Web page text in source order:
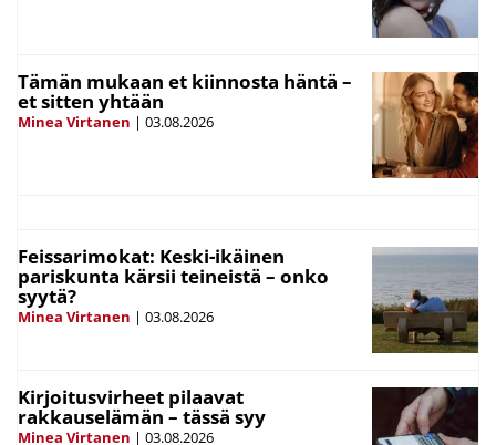
Tämän mukaan et kiinnosta häntä –
et sitten yhtään
Minea Virtanen | 03.08.2026
Feissarimokat: Keski-ikäinen
pariskunta kärsii teineistä – onko
syytä?
Minea Virtanen | 03.08.2026
Kirjoitusvirheet pilaavat
rakkauselämän – tässä syy
Minea Virtanen | 03.08.2026